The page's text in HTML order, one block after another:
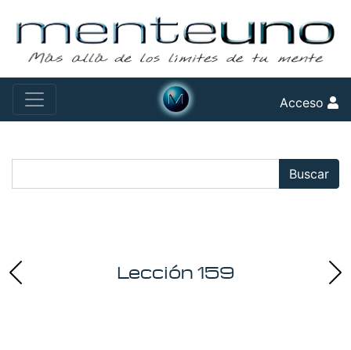
Acceso
Buscar
Lección 159